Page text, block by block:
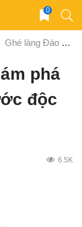
0
Ghé làng Đào Thục khám phá nghệ thuật múa rối nước độc đáo
phá
độc
6.5K